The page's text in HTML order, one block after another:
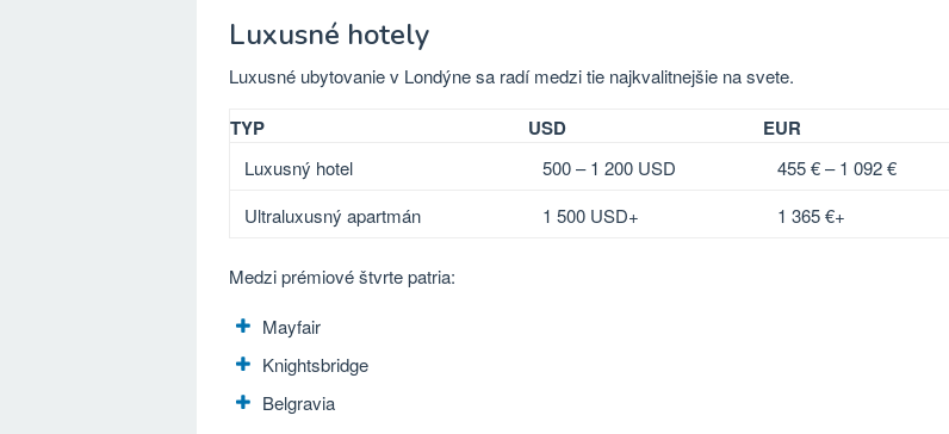
Luxusné hotely
Luxusné ubytovanie v Londýne sa radí medzi tie najkvalitnejšie na svete.
TYP USD EUR
Luxusný hotel 500 – 1 200 USD
455 € – 1 092 €
Ultraluxusný apartmán
1 500 USD+ 1 365 €+
Medzi prémiové štvrte patria:
Mayfair
Knightsbridge
Belgravia